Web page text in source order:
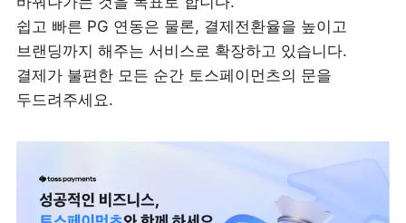
쉽고 빠른 PG 연동은 물론, 결제전환율을 높이고
브랜딩까지 해주는 서비스로 확장하고 있습니다.
결제가 불편한 모든 순간 토스페이먼츠의 문을
두드려주세요.